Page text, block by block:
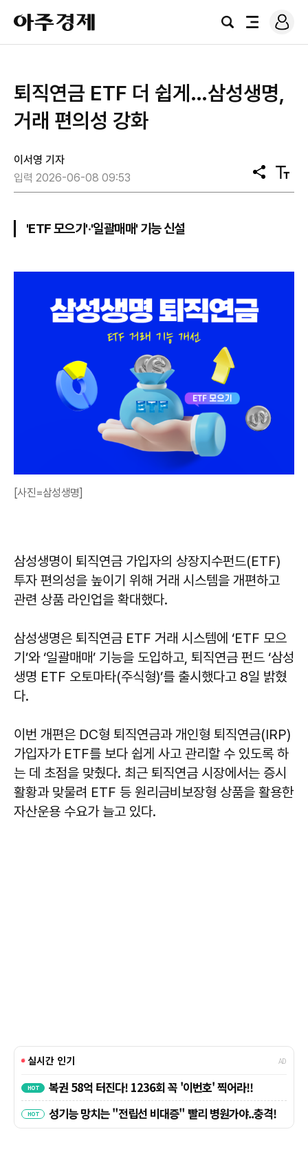
아
주
경
검
전
로
그
퇴직연금 ETF 더 쉽게…삼성생명,
거래 편의성 강화
이서영 기자
입력 2026-06-08 09:53
공
유
텍
스
'ETF 모으기'·'일괄매매' 기능 신설
[사진=삼성생명]
삼성생명이 퇴직연금 가입자의 상장지수펀드(ETF)
투자 편의성을 높이기 위해 거래 시스템을 개편하고
관련 상품 라인업을 확대했다.
삼성생명은 퇴직연금 ETF 거래 시스템에 ‘ETF 모으
기’와 ‘일괄매매’ 기능을 도입하고, 퇴직연금 펀드 ‘삼성
생명 ETF 오토마타(주식형)’를 출시했다고 8일 밝혔
다.
이번 개편은 DC형 퇴직연금과 개인형 퇴직연금(IRP)
가입자가 ETF를 보다 쉽게 사고 관리할 수 있도록 하
는 데 초점을 맞췄다. 최근 퇴직연금 시장에서는 증시
활황과 맞물려 ETF 등 원리금비보장형 상품을 활용한
자산운용 수요가 늘고 있다.